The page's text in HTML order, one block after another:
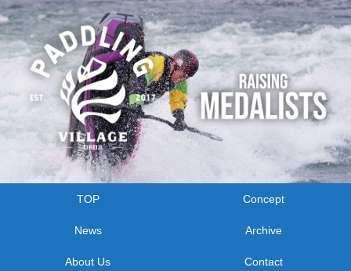
TOP Concept
News Archive
About Us Contact